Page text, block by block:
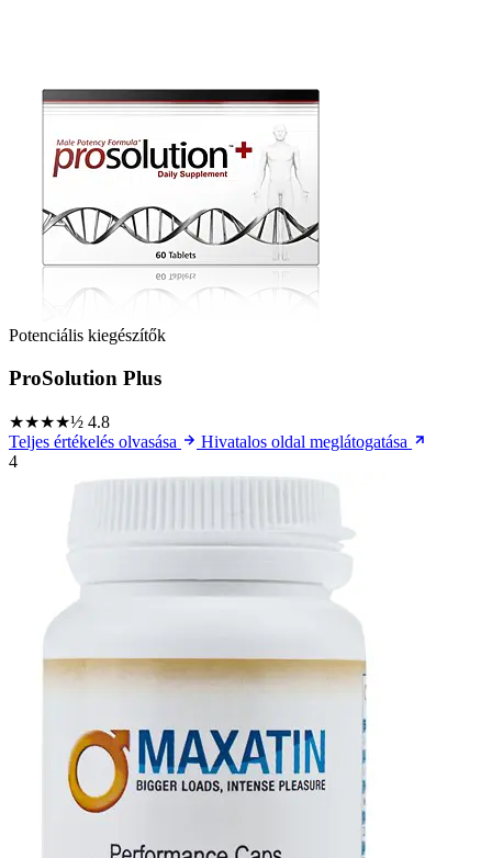
Potenciális kiegészítők
ProSolution Plus
★★★★½ 4.8
Teljes értékelés olvasása
Hivatalos oldal meglátogatása
4